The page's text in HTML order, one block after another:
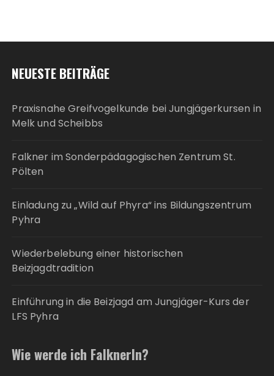
NEUESTE BEITRÄGE
Praxisnahe Greifvogelkunde bei Jungjägerkursen in
Melk und Scheibbs
Falkner im Sonderpädagogischen Zentrum St.
Pölten
Einladung zu „Wild auf Phyra“ ins Bildungszentrum
Pyhra
Wiederbelebung einer historischen
Beizjagdtradition
Einführung in die Beizjagd am Jungjäger-Kurs der
LFS Pyhra
Wie werde ich FalknerIn?